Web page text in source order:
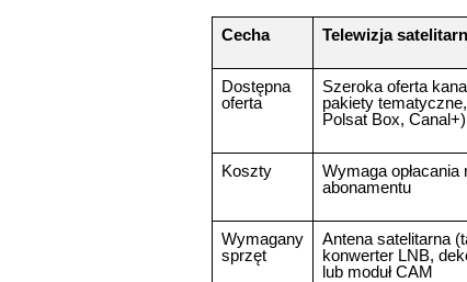
Cecha Telewizja
Dostępna
oferta
Szeroka oferta
pakiety
Polsat Box, Canal+)
Koszty
Wymaga
abonamentu
Wymagany
sprzęt
Antena satelitarna
konwerter LNB,
lub moduł CAM